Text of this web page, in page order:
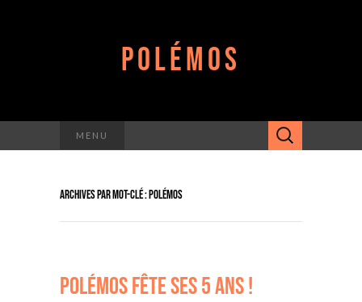
POLÉMOS
MENU Rechercher :
ARCHIVES PAR MOT-CLÉ : POLÉMOS
POLÉMOS FÊTE SES 5 ANS !